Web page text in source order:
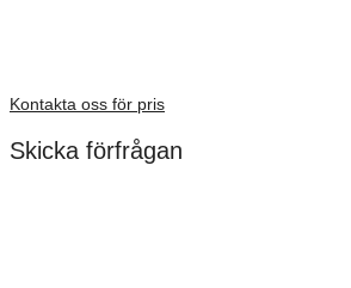
Kontakta oss för pris
Skicka förfrågan